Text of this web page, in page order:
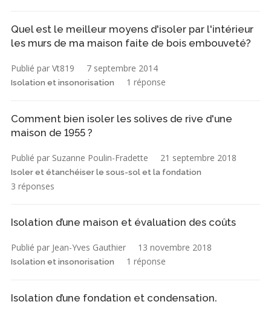
Quel est le meilleur moyens d'isoler par l'intérieur
les murs de ma maison faite de bois embouveté?
Publié par Vt819 7 septembre 2014
Isolation et insonorisation 1 réponse
Comment bien isoler les solives de rive d'une
maison de 1955 ?
Publié par Suzanne Poulin-Fradette 21 septembre 2018
Isoler et étanchéiser le sous-sol et la fondation
3 réponses
Isolation d’une maison et évaluation des coûts
Publié par Jean-Yves Gauthier 13 novembre 2018
Isolation et insonorisation 1 réponse
Isolation d’une fondation et condensation.